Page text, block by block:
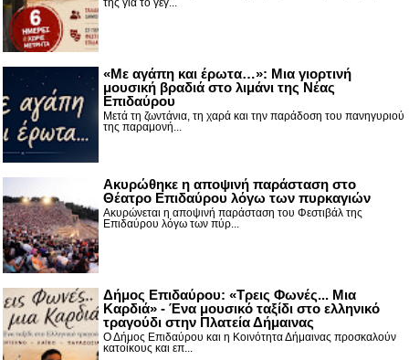
της για το γεγ...
«Με αγάπη και έρωτα…»: Μια γιορτινή
μουσική βραδιά στο λιμάνι της Νέας
Επιδαύρου
Μετά τη ζωντάνια, τη χαρά και την παράδοση του πανηγυριού
της παραμονή...
Ακυρώθηκε η αποψινή παράσταση στο
Θέατρο Επιδαύρου λόγω των πυρκαγιών
Ακυρώνεται η αποψινή παράσταση του Φεστιβάλ της
Επιδαύρου λόγω των πύρ...
Δήμος Επιδαύρου: «Τρεις Φωνές... Μια
Καρδιά» - Ένα μουσικό ταξίδι στο ελληνικό
τραγούδι στην Πλατεία Δήμαινας
Ο Δήμος Επιδαύρου και η Κοινότητα Δήμαινας προσκαλούν
κατοίκους και επ...